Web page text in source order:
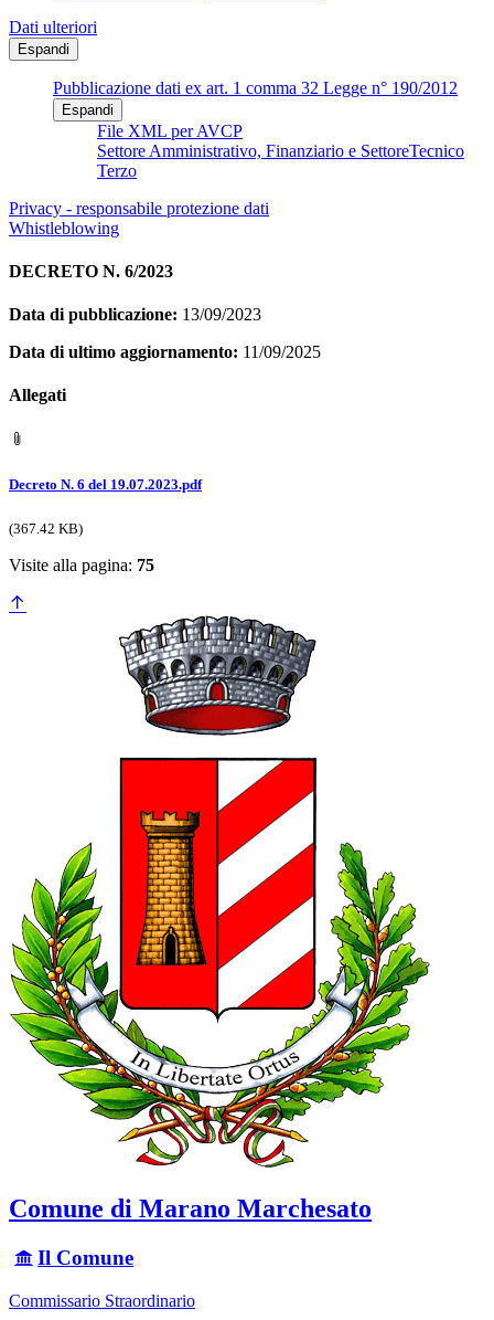
Dati ulteriori
Espandi
Pubblicazione dati ex art. 1 comma 32 Legge n° 190/2012
Espandi
File XML per AVCP
Settore Amministrativo, Finanziario e SettoreTecnico
Terzo
Privacy - responsabile protezione dati
Whistleblowing
DECRETO N. 6/2023
Data di pubblicazione: 13/09/2023
Data di ultimo aggiornamento: 11/09/2025
Allegati
Decreto N. 6 del 19.07.2023.pdf
(367.42 KB)
Visite alla pagina: 75
Comune di Marano Marchesato
Il Comune
Commissario Straordinario